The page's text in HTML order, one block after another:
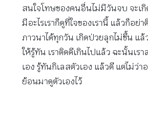
สนใจโทษของคนอื่นไม่มีวันจบ จะเ
มีอะไรเราก็ดูที่ใจของเรานี้ แล้วก็อย่า
ภาวนาได้ทุกวัน เกิดป่วยลุกไม่ขึ้น แล้
ให้รู้ทัน เราติดดีเกินไปแล้ว ฉะนั้นเร
เอง รู้ทันกิเลสตัวเอง แล้วดี แต่ไม่ว่าอ
ย้อนมาดูตัวเองไว้